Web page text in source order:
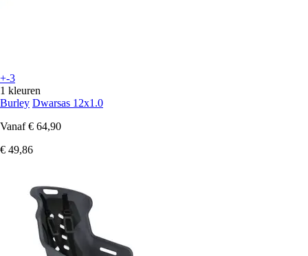
+-3
1 kleuren
Burley Dwarsas 12x1.0
Vanaf € 64,90
€ 49,86